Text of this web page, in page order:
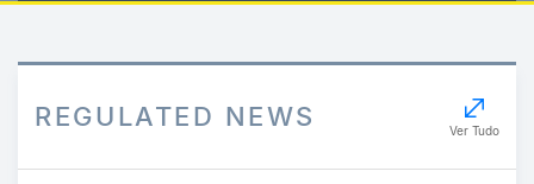
REGULATED NEWS Ver Tudo